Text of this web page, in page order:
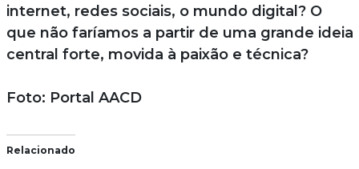
internet, redes sociais, o mundo digital? O
que não faríamos a partir de uma grande ideia
central forte, movida à paixão e técnica?
Foto: Portal AACD
Relacionado